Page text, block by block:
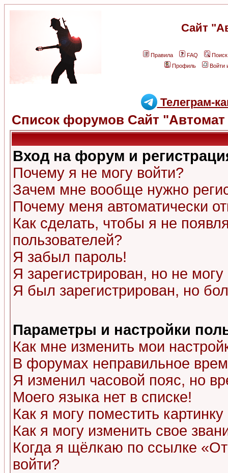
Сайт
Правила FAQ
Поиск
Профиль
Войти
Телеграм-
Список форумов Сайт "Автомат
Вход на форум и
Почему я не могу войти?
Зачем мне вообще нужно
Почему меня автоматически
Как сделать, чтобы я не
пользователей?
Я забыл пароль!
Я зарегистрирован, но не могу
Я был зарегистрирован, но
Параметры и настройки
Как мне изменить мои
В форумах неправильное
Я изменил часовой пояс, но
Моего языка нет в списке!
Как я могу поместить
Как я могу изменить свое
Когда я щёлкаю по ссылке
войти?